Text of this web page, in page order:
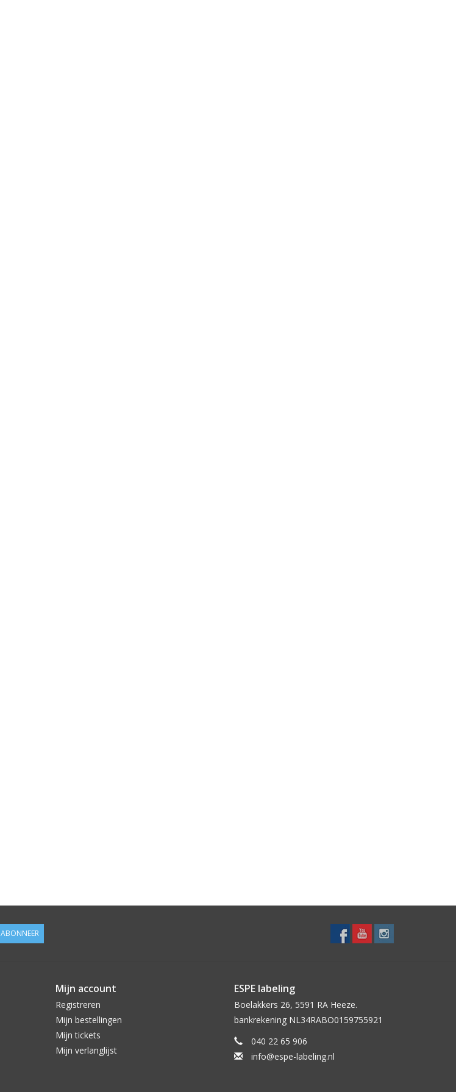
ABONNEER
Mijn account
Registreren
Mijn bestellingen
Mijn tickets
Mijn verlanglijst
ESPE labeling
Boelakkers 26, 5591 RA Heeze.
bankrekening NL34RABO0159755921
040 22 65 906
info@espe-labeling.nl